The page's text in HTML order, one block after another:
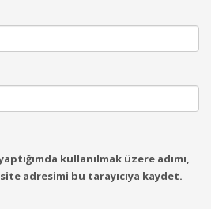
kullanılmak üzere adımı,
adresimi bu tarayıcıya kaydet.